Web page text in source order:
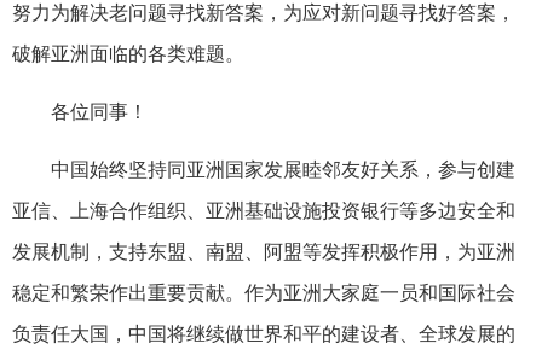
努力为解决老问题寻找新答案，为应对新问题寻找好答案，
破解亚洲面临的各类难题。
各位同事！
中国始终坚持同亚洲国家发展睦邻友好关系，参与创建
亚信、上海合作组织、亚洲基础设施投资银行等多边安全和
发展机制，支持东盟、南盟、阿盟等发挥积极作用，为亚洲
稳定和繁荣作出重要贡献。作为亚洲大家庭一员和国际社会
负责任大国，中国将继续做世界和平的建设者、全球发展的